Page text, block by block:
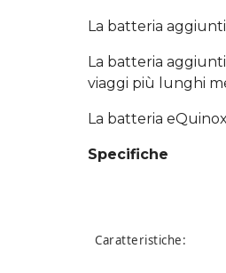
La batteria
La batteria
viaggi più lunghi
La batteria
Specifiche
Caratteristiche: